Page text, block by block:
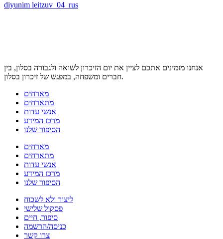
diyunim leitzuv_04_rus
אנחנו מזמינים אתכם לציין את יום הזיכרון לשואה ולגבורה בסלון, בין
חברים ומשפחה, במפגש של זיכרון בסלון.
מארחים
מתארחים
אנשי עדות
מרכז המידע
הסיפור שלנו
מארחים
מתארחים
אנשי עדות
מרכז המידע
הסיפור שלנו
ליצור ולא לשכוח
פסקול שלישי
סיפור, חיים
כניסה/הרשמה
צרו קשר